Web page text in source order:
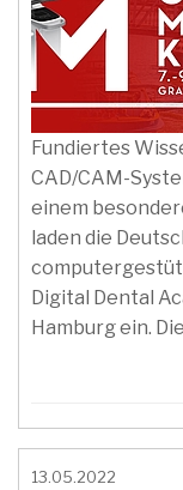
Fundiertes
CAD/CAM-
einem
laden die
Digital Dental
Hamburg ein.
13.05.2022